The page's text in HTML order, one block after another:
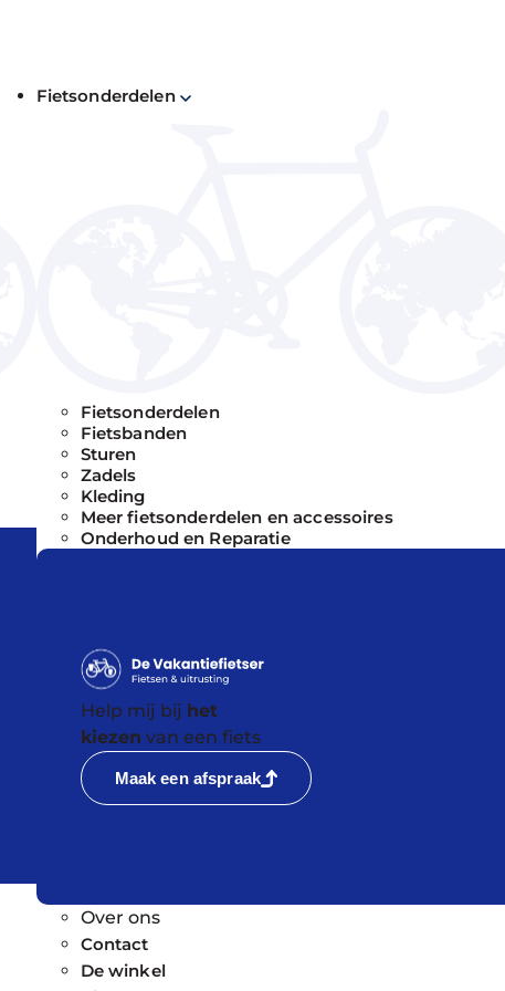
Fietsonderdelen
Fietsonderdelen
Fietsbanden
Sturen
Zadels
Kleding
Meer fietsonderdelen en accessoires
Onderhoud en Reparatie
Help mij bij het
kiezen van een fiets
Maak een afspraak
Over ons
Contact
De winkel